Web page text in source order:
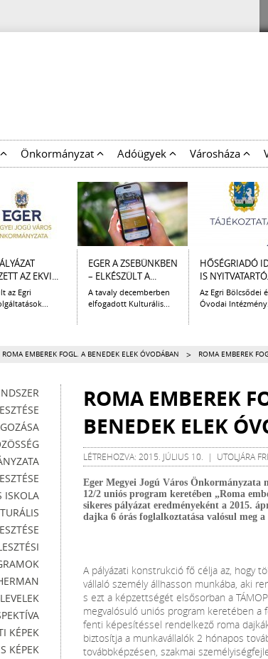
Önkormányzat Adóügyek Városháza
AZ EKVI...
az Egri
EGER A ZSEBÜNKBEN
– ELKÉSZÜLT A...
A tavaly decemberben
elfogadott Kulturális...
HŐSÉGRIADÓ
IS
Az Egri Bölcsődei
Óvodai
ROMA EMBEREK FOGL. A BENEDEK ELEK ÓVODÁBAN > ROMA EMBEREK
ISKOLA
KÉPEK
KÉPEK
ROMA EMBEREK
BENEDEK ELEK
LÉTREHOZVA: 2015. JÚLIUS 10. | UTOLJÁRA
Eger Megyei Jogú Város
12/2 uniós program keretében „Roma
sikeres pályázat eredményeként a 2015.
dajka 6 órás foglalkoztatása valósul meg
A pályázati konstrukció fő célja az, hogy
vállaló személy állhasson munkába, aki
s ezt a képzettségét elsősorban a
megvalósuló uniós program keretében a
fenti képesítéssel rendelkező roma
biztosítja a munkavállalók 2 hónapos
továbbképzésen, szakmai